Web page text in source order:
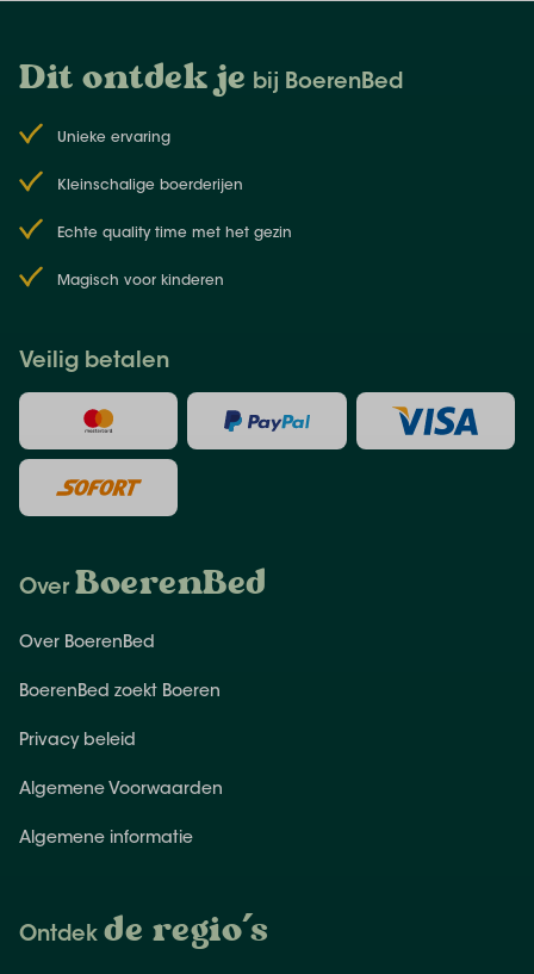
Dit ontdek je bij BoerenBed
Unieke ervaring
Kleinschalige boerderijen
Echte quality time met het gezin
Magisch voor kinderen
Over BoerenBed
Over BoerenBed
BoerenBed zoekt Boeren
Privacy beleid
Algemene Voorwaarden
Algemene informatie
Ontdek de regio's
Veilig betalen